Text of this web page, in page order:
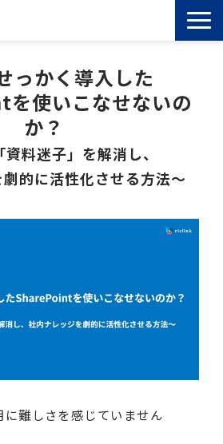
っかく導入した
使いこなせないの
か？
料迷子」を解消し、
的に活性化させる方法〜
難しさを感じていません